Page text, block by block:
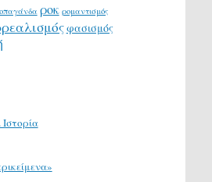
ροκ ρομαντισμός
φασισμός